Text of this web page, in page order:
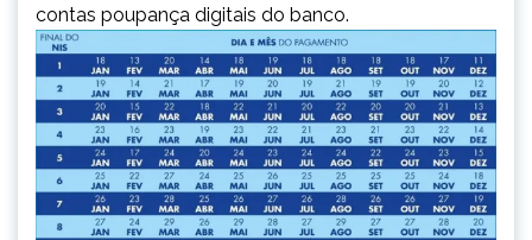
contas poupança digitais do banco.